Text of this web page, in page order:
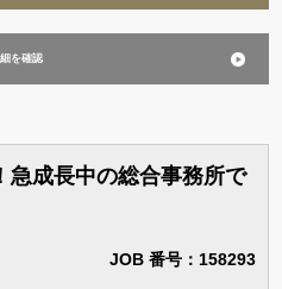
を確認
急成長中の総合事務所で
JOB 番号：158293